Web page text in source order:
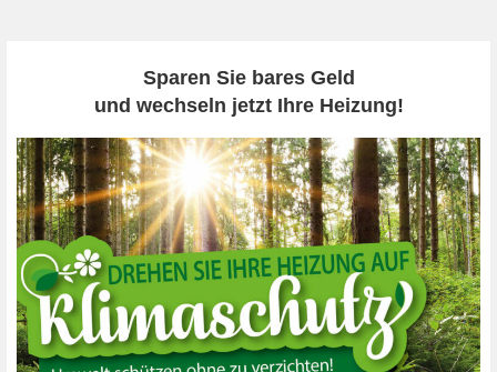
Sparen Sie bares Geld
und wechseln jetzt Ihre Heizung!